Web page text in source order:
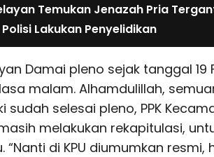
Temukan Jenazah Pria
Lakukan Penyelidikan
Damai pleno sejak tanggal 19
malam. Alhamdulillah,
sudah selesai pleno, PPK
melakukan rekapitulasi,
“Nanti di KPU diumumkan